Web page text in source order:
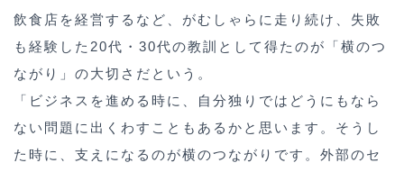
飲食店を経営するなど、がむしゃらに走り続け、失敗
も経験した20代・30代の教訓として得たのが「横のつ
ながり」の大切さだという。
「ビジネスを進める時に、自分独りではどうにもなら
ない問題に出くわすこともあるかと思います。そうし
た時に、支えになるのが横のつながりです。外部のセ